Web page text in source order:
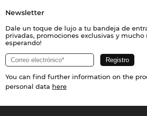
Newsletter
Dale un toque de lujo a tu bandeja de
privadas, promociones exclusivas y mucho
esperando!
You can find further information on the
personal data here